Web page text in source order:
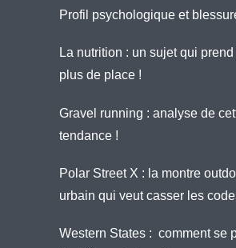
Profil psychologique et
La nutrition : un sujet qui
plus de place !
Gravel running : analyse de
tendance !
Polar Street X : la montre
urbain qui veut casser les
Western States : comment se